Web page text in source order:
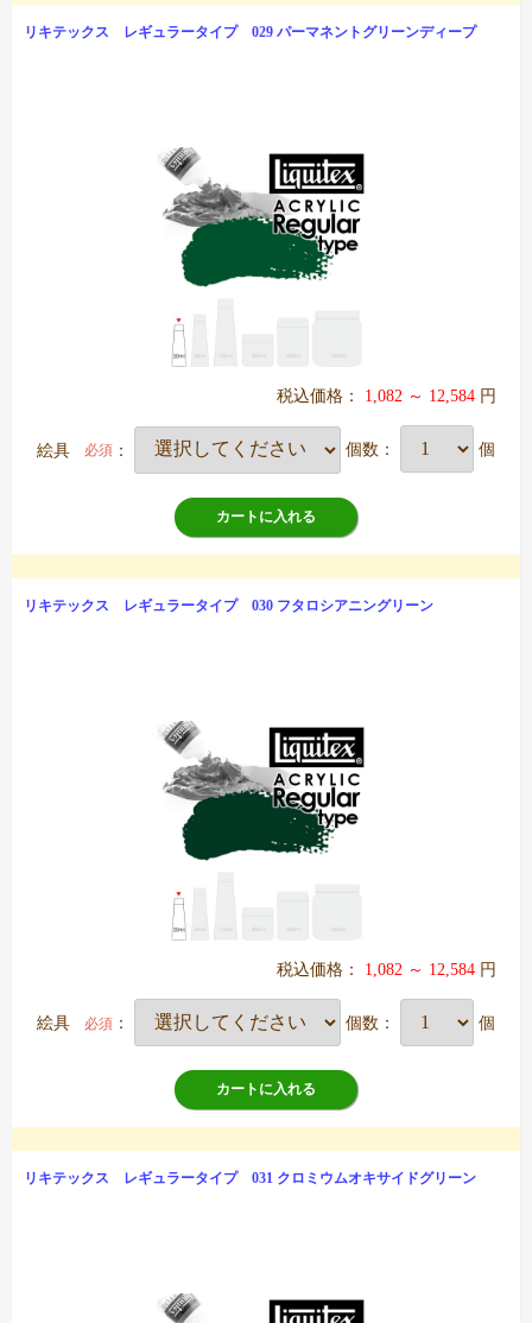
リキテックス レギュラータイプ 029 パーマネントグリーンディープ
税込価格： 1,082 ～ 12,584 円
絵具 必須 ： 個数： 個
カートに入れる
リキテックス レギュラータイプ 030 フタロシアニングリーン
税込価格： 1,082 ～ 12,584 円
絵具 必須 ： 個数： 個
カートに入れる
リキテックス レギュラータイプ 031 クロミウムオキサイドグリーン